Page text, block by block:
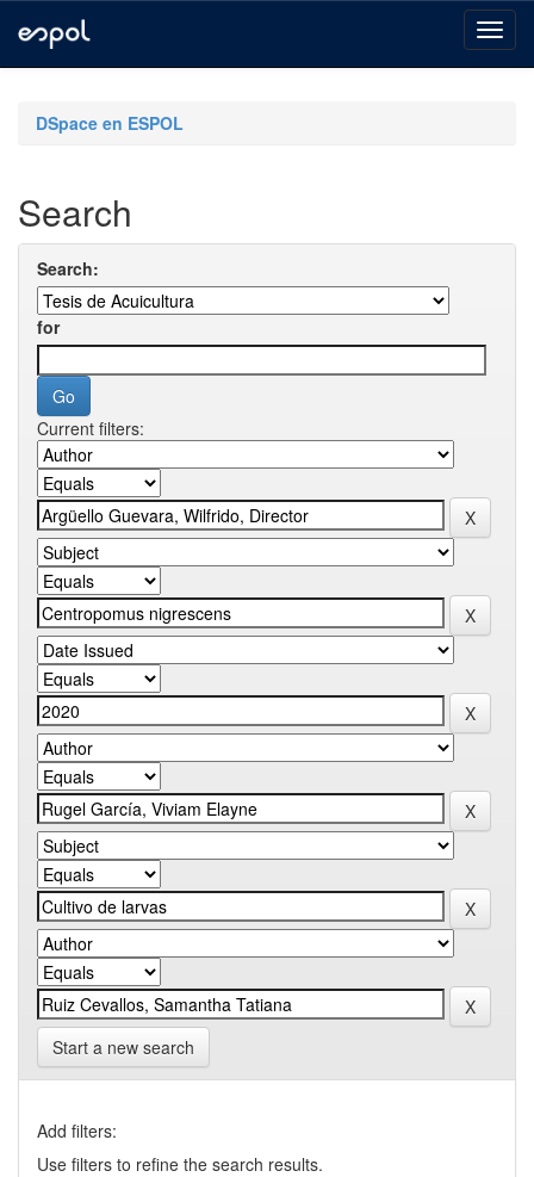
navigationDSpace en ESPOL
Search
Search:
for
Current filters:
Start a new search
Add filters:
Use filters to refine the search results.